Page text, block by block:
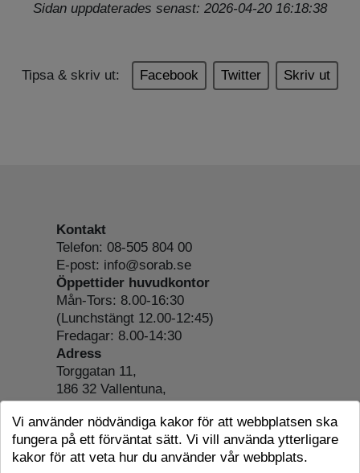
Sidan uppdaterades senast: 2026-04-20 16:18:38
Tipsa & skriv ut: Facebook Twitter Skriv ut
Kontakt
Telefon: 08-505 804 00
E-post: info@sorab.se
Öppettider huvudkontor
Mån-Tors: 8.00-16:30
(Lunchstängt 12.00-12:45)
Fredagar: 8.00-14:30
Adress
Torggatan 11,
186 32 Vallentuna,
Org.nr: 556197-4022
Om webbplatsen
Tillgänglighetsredogörelse
Cookie-information
Vi använder nödvändiga kakor för att webbplatsen ska
fungera på ett förväntat sätt. Vi vill använda ytterligare
kakor för att veta hur du använder vår webbplats.